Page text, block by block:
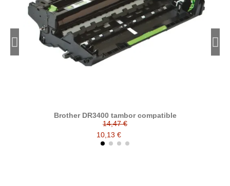
Brother DR3400 tambor compatible
14,47 €
10,13 €